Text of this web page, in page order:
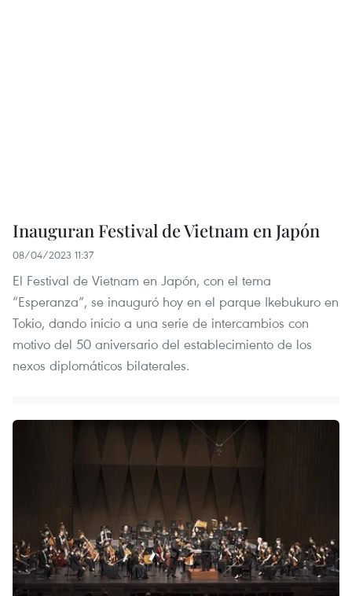
Inauguran Festival de Vietnam en Japón
08/04/2023 11:37
El Festival de Vietnam en Japón, con el tema
“Esperanza”, se inauguró hoy en el parque Ikebukuro en
Tokio, dando inicio a una serie de intercambios con
motivo del 50 aniversario del establecimiento de los
nexos diplomáticos bilaterales.